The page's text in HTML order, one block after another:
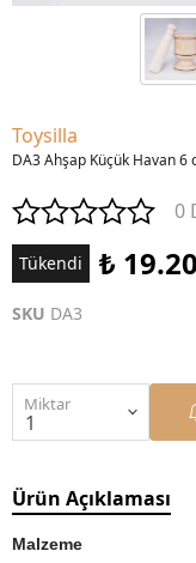
Toysilla
DA3 Ahşap Küçük Havan 6
0
Tükendi ₺ 19.20
SKU DA3
Miktar
Ürün Açıklaması
Malzeme